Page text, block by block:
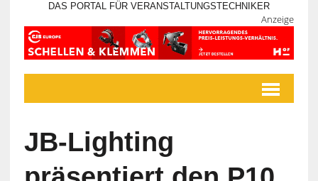
DAS PORTAL FÜR VERANSTALTUNGSTECHNIKER
Anzeige
JB-Lighting